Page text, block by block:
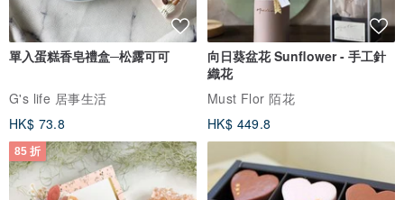
單入蛋糕香皂禮盒─松露可可
G's life 居事生活
HK$ 73.8
向日葵盆花 Sunflower - 手工針
織花
Must Flor 陌花
HK$ 449.8
85 折